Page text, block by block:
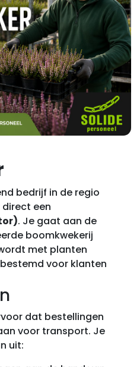
bedrijf in de regio
direct een
. Je gaat aan de
boomkwekerij
met planten
voor klanten
dat bestellingen
voor transport. Je
uit: